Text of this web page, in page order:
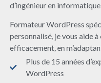
d’ingénieur en informatique
Formateur WordPress
personnalisé, je vous aide
efficacement, en
Plus de 15 années
WordPress